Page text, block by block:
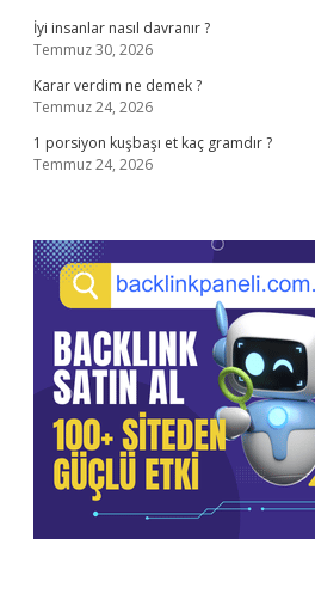
İyi insanlar nasıl davranır ?
Temmuz 30, 2026
Karar verdim ne demek ?
Temmuz 24, 2026
1 porsiyon kuşbaşı et kaç gramdır ?
Temmuz 24, 2026